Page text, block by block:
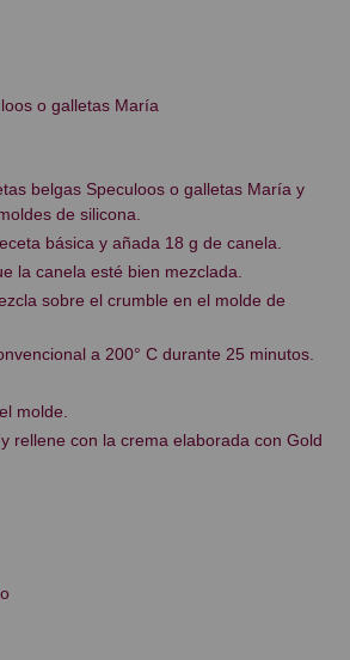
o galletas María
belgas Speculoos o galletas María y
de silicona.
básica y añada 18 g de canela.
la canela esté bien mezclada.
sobre el crumble en el molde de
a 200° C durante 25 minutos.
molde.
rellene con la crema elaborada con Gold